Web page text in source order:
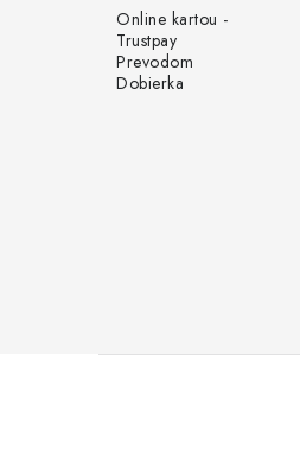
Online kartou -
Trustpay
Prevodom
Dobierka